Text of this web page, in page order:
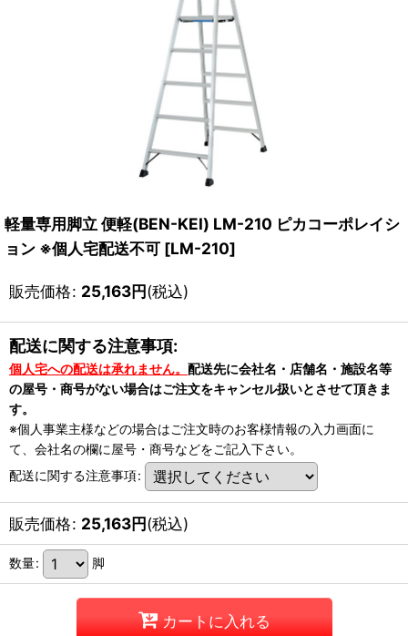
軽量専用脚立 便軽(BEN-KEI) LM-210 ピカコーポレイシ
ョン ※個人宅配送不可 [LM-210]
販売価格: 25,163円(税込)
配送に関する注意事項:
個人宅への配送は承れません。 配送先に会社名・店舗名・施設名等
の屋号・商号がない場合はご注文をキャンセル扱いとさせて頂きま
す。
※個人事業主様などの場合はご注文時のお客様情報の入力画面に
て、会社名の欄に屋号・商号などをご記入下さい。
配送に関する注意事項:
販売価格: 25,163円(税込)
数量: 脚
カートに入れる